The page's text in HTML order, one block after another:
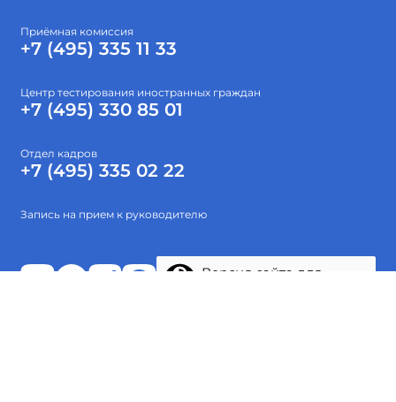
Приёмная комиссия
+7 (495) 335 11 33
Центр тестирования иностранных граждан
+7 (495) 330 85 01
Отдел кадров
+7 (495) 335 02 22
Запись на прием к руководителю
Версия сайта для